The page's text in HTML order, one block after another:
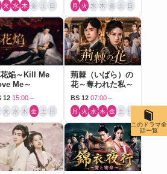
火 水 木 金 土 日 月 火 水 木 金 土 日
焔～Kill Me
Me～
12 15:00～
火 水 木 金 土 日
荊棘（いばら）の
花～奪われた私～
BS 12 07:00～
月 火 水 木 金 土 日
このドラマ全
話一覧